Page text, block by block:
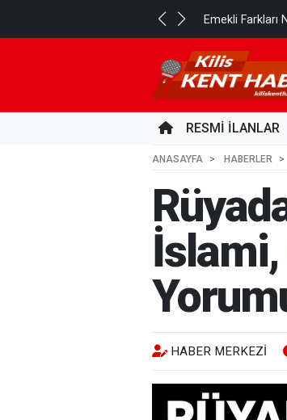
Emekli Farkları
RESMİ İLANLAR
ANASAYFA HABERLER
HABER MERKEZI